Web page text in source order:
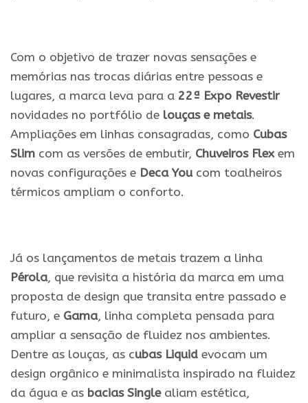
Com o objetivo de trazer novas sensações e
memórias nas trocas diárias entre pessoas e
lugares, a marca leva para a 22ª Expo Revestir
novidades no portfólio de louças e metais.
Ampliações em linhas consagradas, como Cubas
Slim com as versões de embutir, Chuveiros Flexem
novas configurações e Deca Youcom toalheiros
térmicos ampliam o conforto.
Já os lançamentos de metais trazem a linha
Pérola, que revisita a história da marca em uma
proposta de design que transita entre passado e
futuro, e Gama, linha completa pensada para
ampliar a sensação de fluidez nos ambientes.
Dentre as louças, as cubas Liquid evocam um
design orgânico e minimalista inspirado na fluidez
da água e as bacias Singlealiam estética,